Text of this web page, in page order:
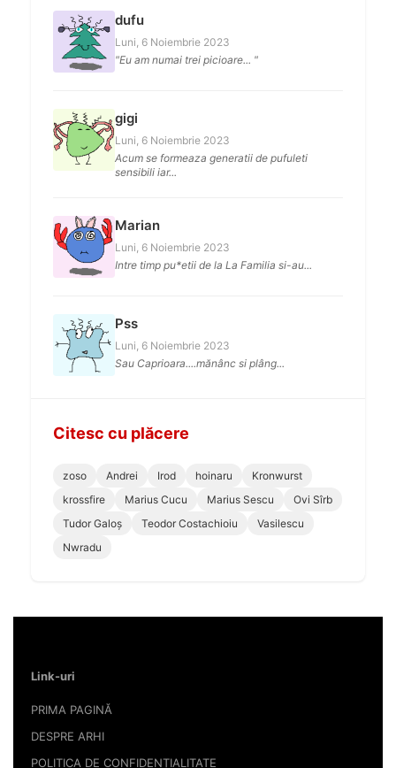
dufu
Luni, 6 Noiembrie 2023
"Eu am numai trei picioare... "
gigi
Luni, 6 Noiembrie 2023
Acum se formeaza generatii de pufuleti
sensibili iar...
Marian
Luni, 6 Noiembrie 2023
Intre timp pu*etii de la La Familia si-au...
Pss
Luni, 6 Noiembrie 2023
Sau Caprioara....mănânc si plâng...
Citesc cu plăcere
zoso Andrei Irod hoinaru
Kronwurst
krossfire
Marius Cucu Marius Sescu
Ovi Sîrb
Tudor Galoș
Teodor Costachioiu
Vasilescu
Nwradu
Link-uri
PRIMA PAGINĂ
DESPRE ARHI
POLITICA DE CONFIDENȚIALITATE